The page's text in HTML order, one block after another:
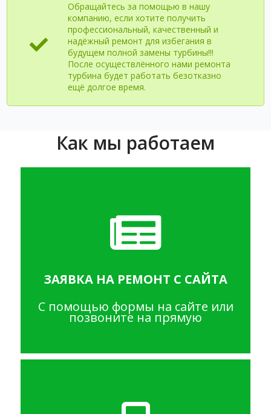
Обращайтесь за помощью в нашу
компанию, если хотите получить
профессиональный, качественный и
надёжный ремонт для избегания в
будущем полной замены турбины!!!
После осуществлённого нами ремонта
турбина будет работать безотказно
ещё долгое время.
Как мы работаем
ЗАЯВКА НА РЕМОНТ С САЙТА
С помощью формы на сайте или
позвоните на прямую